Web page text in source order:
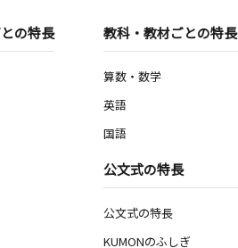
の特長 教科・教材ごとの特長
算数・数学
英語
国語
公文式の特長
公文式の特長
KUMONのふしぎ